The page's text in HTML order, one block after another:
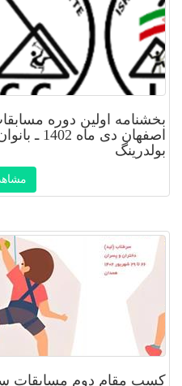
بخشنامه اولین دوره
اصفهان دی
بولدرینگ
کسب مقام دوم مسابقات